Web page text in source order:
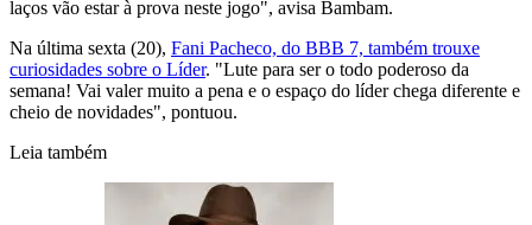
laços vão estar à prova neste jogo", avisa Bambam.
Na última sexta (20), Fani Pacheco, do BBB 7, também trouxe
curiosidades sobre o Líder. "Lute para ser o todo poderoso da
semana! Vai valer muito a pena e o espaço do líder chega diferente e
cheio de novidades", pontuou.
Leia também